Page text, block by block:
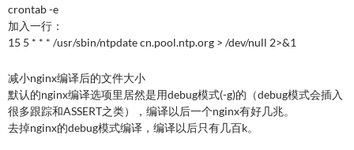
crontab -e
加入一行：
15 5 * * * /usr/sbin/ntpdate cn.pool.ntp.org > /dev/null 2>&1
减小nginx编译后的文件大小
默认的nginx编译选项里居然是用debug模式(-g)的（debug模式会插入
很多跟踪和ASSERT之类），编译以后一个nginx有好几兆。
去掉nginx的debug模式编译，编译以后只有几百k。